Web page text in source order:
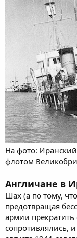
На фото:
флотом
Англичане в
Шах (а по тому,
предотвращая
армии
сопротивлялись,